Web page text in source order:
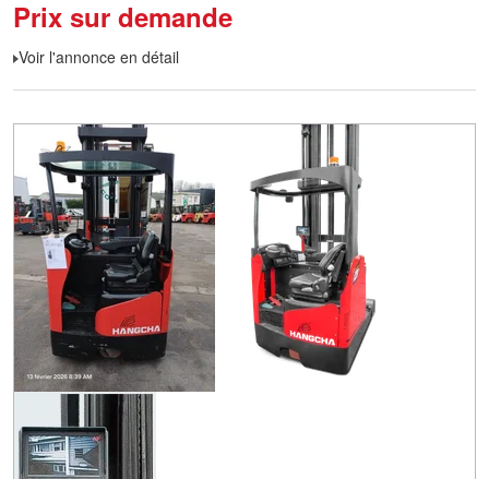
Prix sur demande
Voir l'annonce en détail